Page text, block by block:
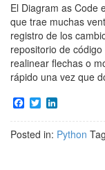
El Diagram as Code
que trae muchas
registro de los
repositorio de
realinear flechas o
rápido una vez que
Facebook
Twitter
Posted in: Python